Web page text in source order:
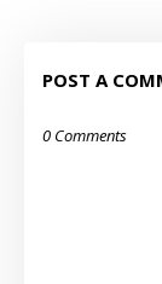
POST A
0 Comments